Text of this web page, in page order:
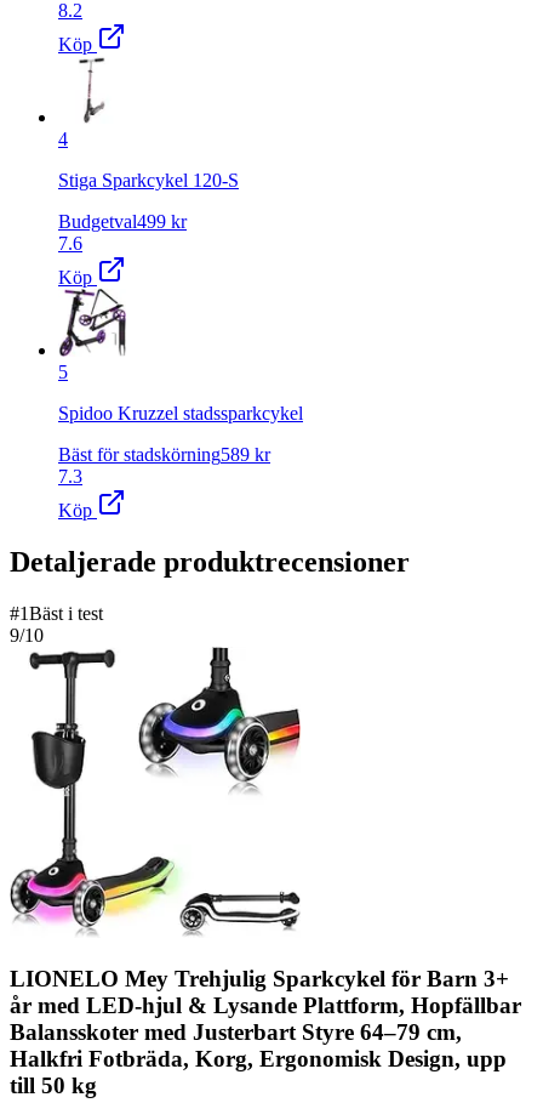
8.2
Köp
4
Stiga Sparkcykel 120-S
Budgetval499 kr
7.6
Köp
5
Spidoo Kruzzel stadssparkcykel
Bäst för stadskörning589 kr
7.3
Köp
Detaljerade produktrecensioner
#1Bäst i test
9/10
LIONELO Mey Trehjulig Sparkcykel för Barn 3+
år med LED-hjul & Lysande Plattform, Hopfällbar
Balansskoter med Justerbart Styre 64–79 cm,
Halkfri Fotbräda, Korg, Ergonomisk Design, upp
till 50 kg